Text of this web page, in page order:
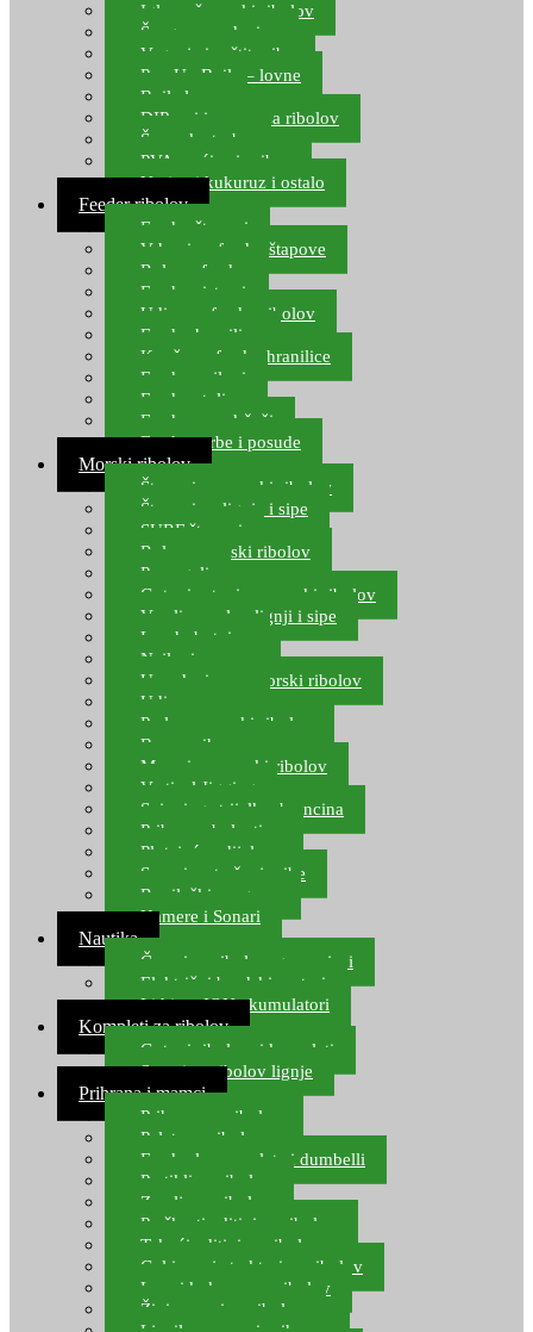
Igle za šaranski ribolov
Špage, upredenice
Vaganje i zaštita ribe
Pop Up Boile – lovne
Boile lovne
DIP-ovi i arome za ribolov
Šaranske torbe
PVA vrećice i pribor
Umjetni kukuruz i ostalo
Feeder ribolov
Feeder štapovi
Vrhovi za feeder štapove
Role za feeder
Feeder sistemi
Udice za feeder ribolov
Feeder hranilice
Kopče za feeder hranilice
Feeder najloni
Feeder stolice
Feeder arm držači
Feeder torbe i posude
Morski ribolov
Štapovi za morski ribolov
Štapovi za lignje i sipe
SURF štapovi
Role za morski ribolov
Parangali
Gotovi setovi za morski ribolov
Varalice za lov lignji i sipe
Lov hobotnice
Najloni za more
Upredenice za morski ribolov
Udice za more
Perle za morski ribolov
Brum prihrana za more
Mamci za morski ribolov
Vertical Jigging
Spinning strijelke, brancina
Pribor za bolentino
Plutajuća odijela
Sonari za traženje ribe
Ronilački program
Kamere i Sonari
Nautika
Čamci za ribolov, gumenjaci
Električni brodski motori
Lithium ION akumulatori
Kompleti za ribolov
Gotovi ribolovni kompleti
Setovi za ribolov lignje
Prihrana i mamci
Prihrana za ribolov
Pelete za ribolov
Feeder lovne pelete i dumbelli
Partikli za ribolov
Zemlja za ribolov
Praškasti aditivi za ribolov
Tekući aditivi za ribolov
Gel i sprej atraktori za ribolov
Lovni kukuruz za ribolov
Živi mamci za ribolov